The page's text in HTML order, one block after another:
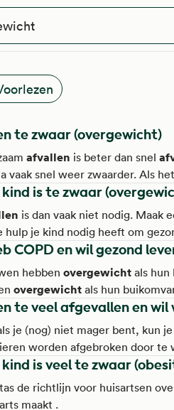
te zwaar (overgewicht)
afvallen is beter dan snel
vaak snel weer zwaarder. Als
manier van leven vol te
en controles Ben je
je elke 3 maanden bij de
is te zwaar
is dan vaak niet nodig. Maak
hulp je kind nodig heeft om
je kind last van hebben door
is: Je kind kan moeite
graag mee aan spelletjes die
COPD en wil gezond
hebben overgewicht als
overgewicht als hun
hebt , is je lichaam te
kun je meer last hebben van
worden vaak een beetje
hebt.
te veel afgevallen en
je (nog) niet mager bent, kun
worden afgebroken door
te veel bentafgevallen? - Als je
zonder dat je dat wilt.
zit. Of dat je horloge losser om je
is veel te zwaar
de richtlijn voor huisartsen
maakt .